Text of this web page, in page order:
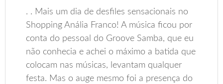
. . Mais um dia de desfiles sensacionais no
Shopping Anália Franco! A música ficou por
conta do pessoal do Groove Samba, que eu
não conhecia e achei o máximo a batida que
colocam nas músicas, levantam qualquer
festa. Mas o auge mesmo foi a presença do